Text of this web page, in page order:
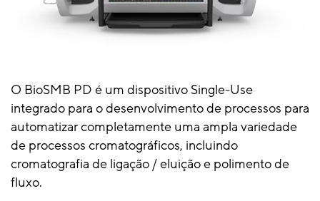
Faixa de vazão 0.6 - 8 L/hr
5 - 80 L/hr
350
Saiba mais
O BioSMB PD é um dispositivo Single-Use
integrado para o desenvolvimento de processos para
automatizar completamente uma ampla variedade
de processos cromatográficos, incluindo
cromatografia de ligação / eluição e polimento de
fluxo.